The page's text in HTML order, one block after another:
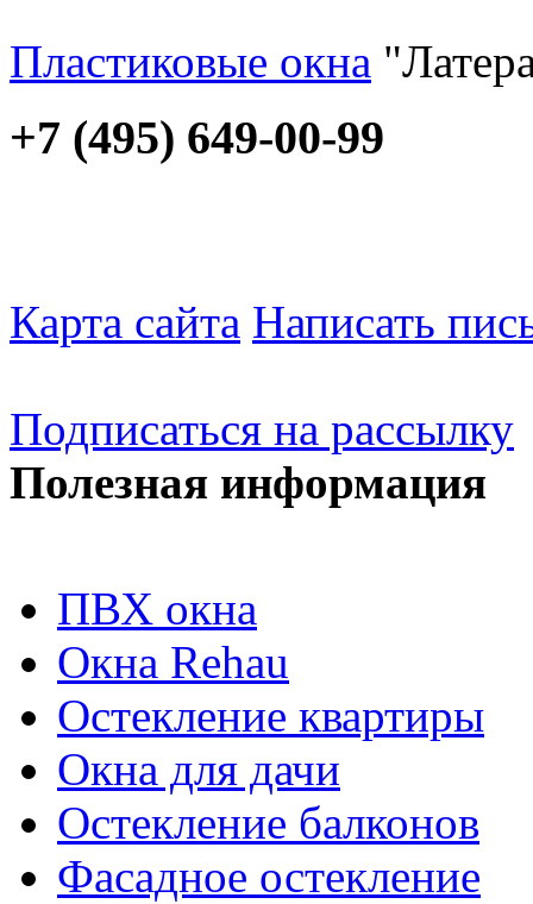
Пластиковые окна
+7 (495) 649-00-99
Карта сайта Написать
Подписаться на рассылку
Полезная информация
ПВХ окна
Окна Rehau
Остекление квартиры
Окна для дачи
Остекление балконов
Фасадное остекление